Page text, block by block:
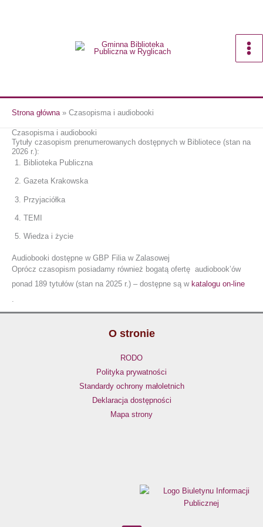
Strona główna» Czasopisma i audiobooki
Czasopisma i audiobooki
Tytuły czasopism prenumerowanych dostępnych w Bibliotece (stan na
2026 r.):
Biblioteka Publiczna
Gazeta Krakowska
Przyjaciółka
TEMI
Wiedza i życie
Audiobooki dostępne w GBP Filia w Zalasowej
Oprócz czasopism posiadamy również bogatą ofertę audiobook’ów
ponad 189 tytułów (stan na 2025 r.) – dostępne są w katalogu on-line
.
O stronie
RODO
Polityka prywatności
Standardy ochrony małoletnich
Deklaracja dostępności
Mapa strony